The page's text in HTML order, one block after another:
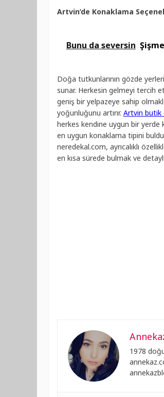
Artvin’de Konaklama
Bunu da seversin
Doğa tutkunlarının gözde
sunar. Herkesin gelmeyi tercih
geniş bir yelpazeye sahip
yoğunluğunu artırır. Artvin butik
herkes kendine uygun bir yerde
en uygun konaklama tipini
neredekal.com, ayrıcalıklı
en kısa sürede bulmak ve
1978